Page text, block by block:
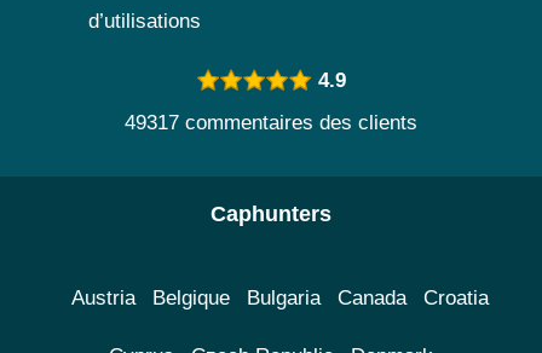
d’utilisations
4.9
49317 commentaires des clients
Caphunters
Austria Belgique Bulgaria Canada Croatia